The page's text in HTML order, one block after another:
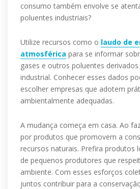
consumo também envolve se
poluentes industriais?
Utilize recursos como o laudo de
atmosférica para se informar
gases e outros poluentes
industrial. Conhecer esses dados
escolher empresas que adotem
ambientalmente adequadas.
A mudança começa em casa. Ao
por produtos que promovem a
recursos naturais. Prefira produtos
de pequenos produtores que
ambiente. Com esses esforços
juntos contribuir para a